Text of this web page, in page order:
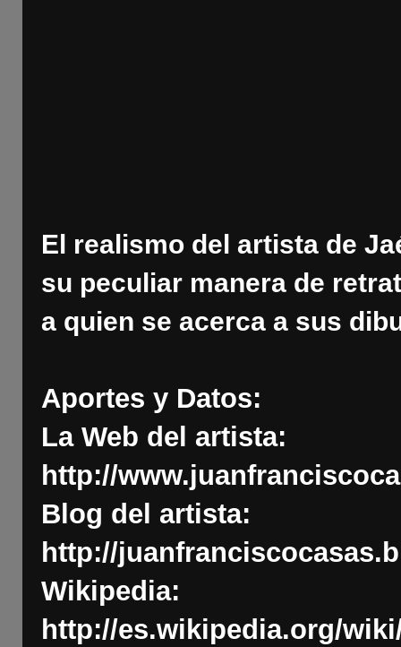
El realismo del artista de
su peculiar manera de
a quien se acerca a sus
Aportes y Datos:
La Web del artista:
http://
Blog del artista:
http://
Wikipedia:
http://es.wikipedia.org/